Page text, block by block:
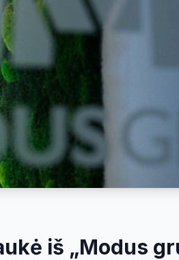
iš „Modus